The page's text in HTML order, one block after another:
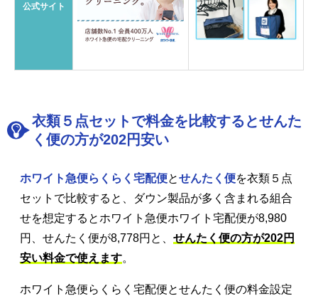
公式サイト
衣類５点セットで料金を比較するとせんた
く便の方が202円安い
ホワイト急便らくらく宅配便とせんたく便を衣類５点
セットで比較すると、ダウン製品が多く含まれる組合
せを想定するとホワイト急便ホワイト宅配便が8,980
円、せんたく便が8,778円と、 せんたく便の方が202円
安い料金で使えます。
ホワイト急便らくらく宅配便とせんたく便の料金設定